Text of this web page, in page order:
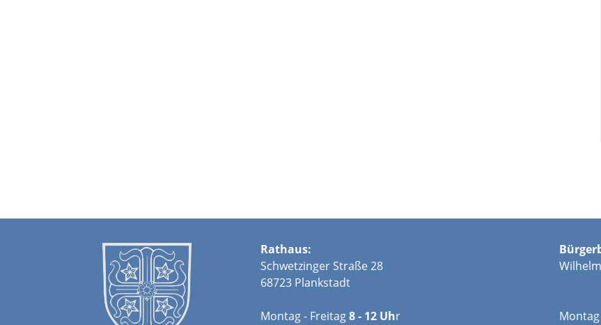
Rathaus:
Schwetzinger Straße 28
68723 Plankstadt
Montag - Freitag8 - 12 Uhr